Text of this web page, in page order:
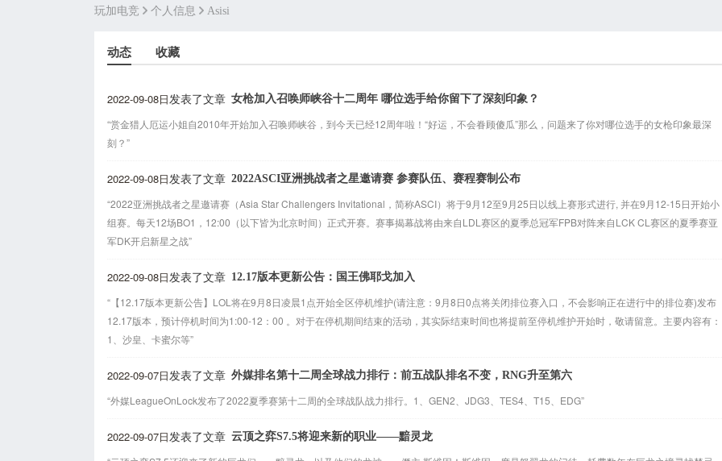
玩加电竞 个人信息 Asisi
动态 收藏
2022-09-08日发表了文章 女枪加入召唤师峡谷十二周年 哪位选手给你留下了深刻印象？
“赏金猎人厄运小姐自2010年开始加入召唤师峡谷，到今天已经12周年啦！“好运，不会眷顾傻瓜”那么，问题来了你对哪位选手的女枪印象最深
刻？”
2022-09-08日发表了文章 2022ASCI亚洲挑战者之星邀请赛 参赛队伍、赛程赛制公布
“2022亚洲挑战者之星邀请赛（Asia Star Challengers Invitational，简称ASCI）将于9月12至9月25日以线上赛形式进行, 并在9月12-15日开始小
组赛。每天12场BO1，12:00（以下皆为北京时间）正式开赛。赛事揭幕战将由来自LDL赛区的夏季总冠军FPB对阵来自LCK CL赛区的夏季赛亚
军DK开启新星之战”
2022-09-08日发表了文章 12.17版本更新公告：国王佛耶戈加入
“【12.17版本更新公告】LOL将在9月8日凌晨1点开始全区停机维护(请注意：9月8日0点将关闭排位赛入口，不会影响正在进行中的排位赛)发布
12.17版本，预计停机时间为1:00-12：00 。对于在停机期间结束的活动，其实际结束时间也将提前至停机维护开始时，敬请留意。主要内容有：
1、沙皇、卡蜜尔等”
2022-09-07日发表了文章 外媒排名第十二周全球战力排行：前五战队排名不变，RNG升至第六
“外媒LeagueOnLock发布了2022夏季赛第十二周的全球战队战力排行。1、GEN2、JDG3、TES4、T15、EDG”
2022-09-07日发表了文章 云顶之弈S7.5将迎来新的职业——黯灵龙